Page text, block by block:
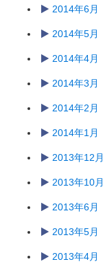
2014年6月
2014年5月
2014年4月
2014年3月
2014年2月
2014年1月
2013年12月
2013年10月
2013年6月
2013年5月
2013年4月